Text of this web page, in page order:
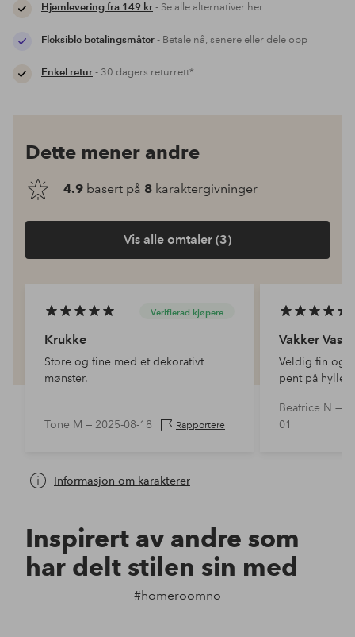
Hjemlevering fra 149 kr- Se alle alternativer her
Fleksible betalingsmåter- Betale nå, senere eller dele opp
Enkel retur- 30 dagers returrett*
Dette mener andre
4.9 basert på 8 karaktergivninger
Vis alle omtaler (3)
Verifierad kjøpere
Krukke
Store og fine med et dekorativt
mønster.
Tone M — 2025-08-18 Rapportere
Vakker Vase
Veldig fin og
pent på
Beatrice N —
01
Informasjon om karakterer
Inspirert av andre som
har delt stilen sin med
#homeroomno